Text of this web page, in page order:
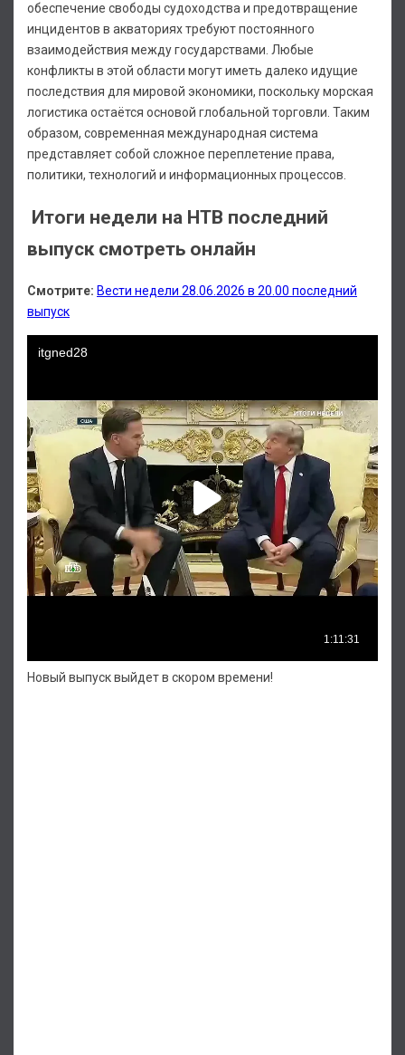
обеспечение свободы судоходства и предотвращение
инцидентов в акваториях требуют постоянного
взаимодействия между государствами. Любые
конфликты в этой области могут иметь далеко идущие
последствия для мировой экономики, поскольку морская
логистика остаётся основой глобальной торговли. Таким
образом, современная международная система
представляет собой сложное переплетение права,
политики, технологий и информационных процессов.
Итоги недели на НТВ последний
выпуск смотреть онлайн
Смотрите: Вести недели 28.06.2026 в 20.00 последний
выпуск
Новый выпуск выйдет в скором времени!